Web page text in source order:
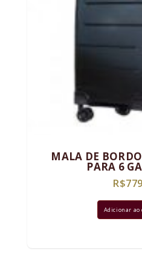
MALA DE
PARA 6
R$
Adicionar